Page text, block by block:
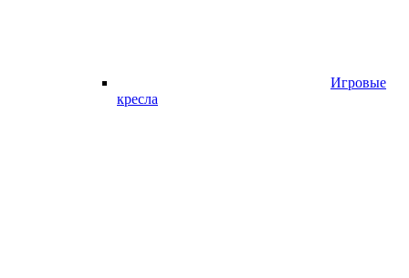
Игровые
кресла